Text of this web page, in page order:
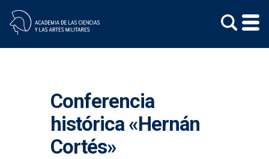
Conferencia
histórica «Hernán
Cortés»